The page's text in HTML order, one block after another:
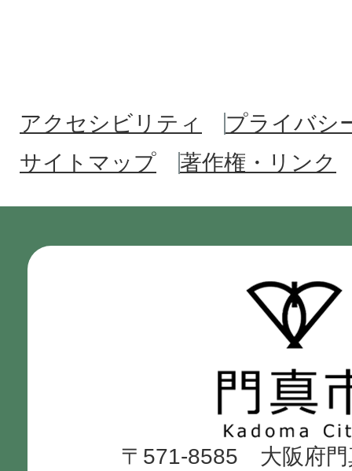
アクセシビリティ
プライバシ
サイトマップ
著作権・リンク
市
Kadoma
City
〒571-8585 大阪府門